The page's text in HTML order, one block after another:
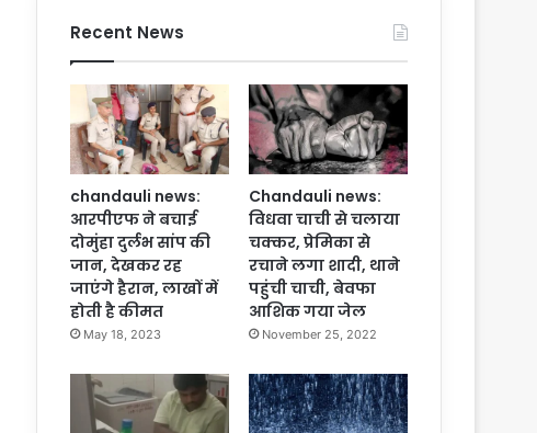
Recent News
chandauli news:
आरपीएफ ने बचाई
दोमुंहा दुर्लभ सांप की
जान, देखकर रह
जाएंगे हैरान, लाखों में
होती है कीमत
May 18, 2023
Chandauli news:
विधवा चाची से चलाया
चक्कर, प्रेमिका से
रचाने लगा शादी, थाने
पहुंची चाची, बेवफा
आशिक गया जेल
November 25, 2022